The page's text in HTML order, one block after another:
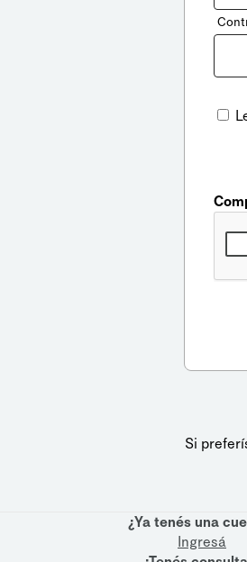
Si
¿Ya tenés una
Ingresá